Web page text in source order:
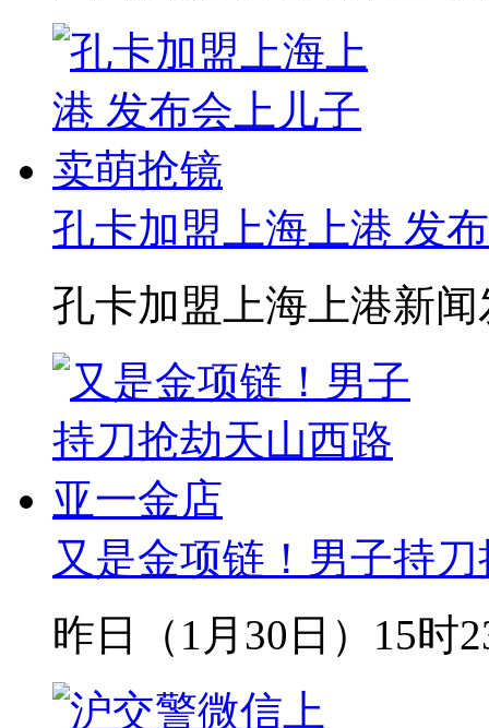
孔卡加盟上海上港 发
孔卡加盟上海上港新
又是金项链！男子持
昨日（1月30日）15时